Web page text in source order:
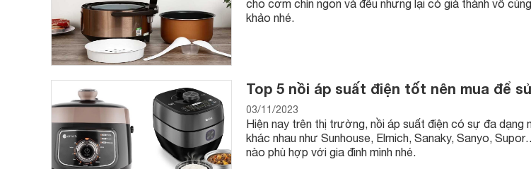
cho cơm chín ngon và đều nhưng lại có giá thành vô
khảo nhé.
Top 5 nồi áp suất điện tốt nên mua để
03/11/2023
Hiện nay trên thị trường, nồi áp suất điện có sự đa
khác nhau như Sunhouse, Elmich, Sanaky, Sanyo,
nào phù hợp với gia đình mình nhé.